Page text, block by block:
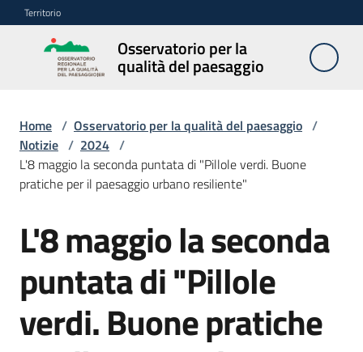
Vai al contenuto
Vai alla navigazione
Vai al footer
Territorio
Osservatorio per la
qualità del paesaggio
Osservatorio
per la
paesaggio
Cos'è
Obiettivi
Pubblicazioni
e
Home / Osservatorio per la qualità del paesaggio /
Notizie / 2024 /
L'8 maggio la seconda puntata di "Pillole verdi. Buone
pratiche per il paesaggio urbano resiliente"
Salta al contenuto
L'8 maggio la seconda
puntata di "Pillole
verdi. Buone pratiche